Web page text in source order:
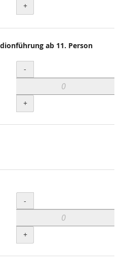
+
ab 11. Person
Menge
-
+
Menge
-
+